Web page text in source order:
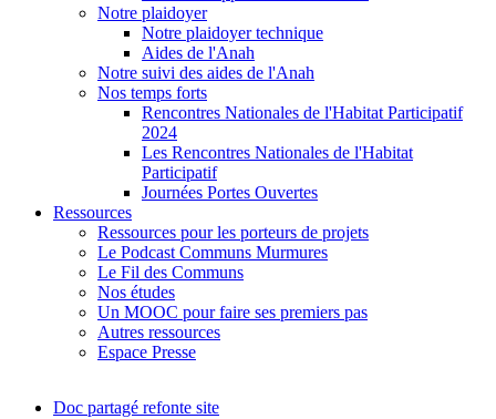
Notre plaidoyer
Notre plaidoyer technique
Aides de l'Anah
Notre suivi des aides de l'Anah
Nos temps forts
Rencontres Nationales de l'Habitat Participatif
2024
Les Rencontres Nationales de l'Habitat
Participatif
Journées Portes Ouvertes
Ressources
Ressources pour les porteurs de projets
Le Podcast Communs Murmures
Le Fil des Communs
Nos études
Un MOOC pour faire ses premiers pas
Autres ressources
Espace Presse
Doc partagé refonte site